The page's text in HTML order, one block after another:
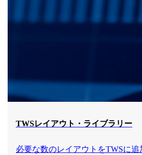
TWSレイアウト・ライブラリー
必要な数のレイアウトをTWSに追